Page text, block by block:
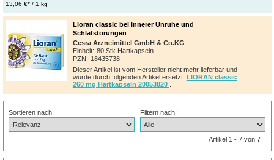
13,06 €* / 1 kg
Lioran classic bei innerer Unruhe und
Schlafstörungen
Cesra Arzneimittel GmbH & Co.KG
Einheit: 80 Stk Hartkapseln
PZN: 18435738
Dieser Artikel ist vom Hersteller nicht mehr lieferbar und
wurde durch folgenden Artikel ersetzt: LIORAN classic
260 mg Hartkapseln 20053820
Sortieren nach: Filtern nach:
Artikel 1 - 7 von 7